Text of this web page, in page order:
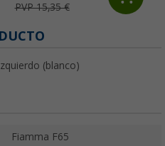
PVP 15,35 €
(blanco)
Fiamma F65